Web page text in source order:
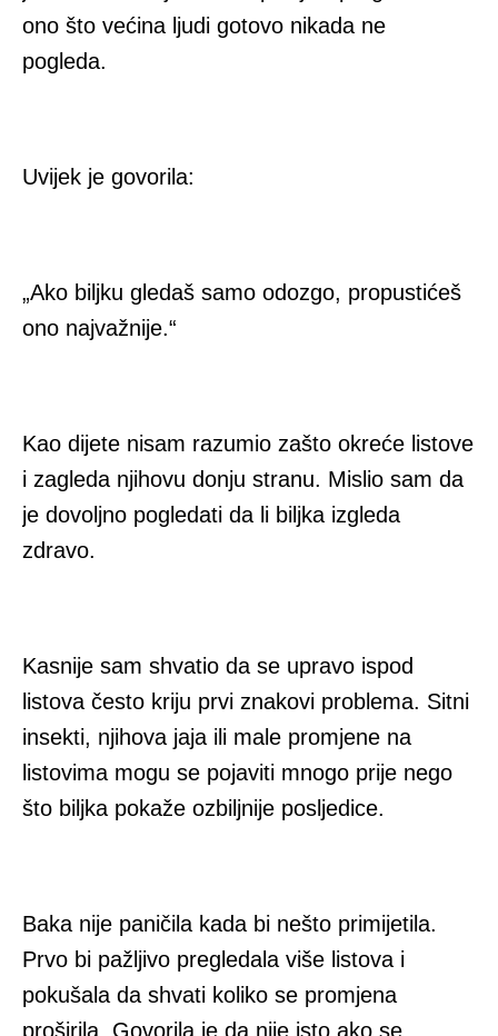
ono što većina ljudi gotovo nikada ne
pogleda.
Uvijek je govorila:
„Ako biljku gledaš samo odozgo, propustićeš
ono najvažnije.“
Kao dijete nisam razumio zašto okreće listove
i zagleda njihovu donju stranu. Mislio sam da
je dovoljno pogledati da li biljka izgleda
zdravo.
Kasnije sam shvatio da se upravo ispod
listova često kriju prvi znakovi problema. Sitni
insekti, njihova jaja ili male promjene na
listovima mogu se pojaviti mnogo prije nego
što biljka pokaže ozbiljnije posljedice.
Baka nije paničila kada bi nešto primijetila.
Prvo bi pažljivo pregledala više listova i
pokušala da shvati koliko se promjena
proširila. Govorila je da nije isto ako se